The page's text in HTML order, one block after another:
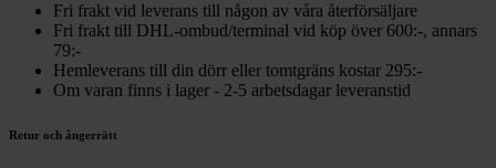
Fri frakt vid leverans till någon av våra återförsäljare
Fri frakt till DHL-ombud/terminal vid köp över 600:-, annars
79:-
Hemleverans till din dörr eller tomtgräns kostar 295:-
Om varan finns i lager - 2-5 arbetsdagar leveranstid
Retur och ångerrätt